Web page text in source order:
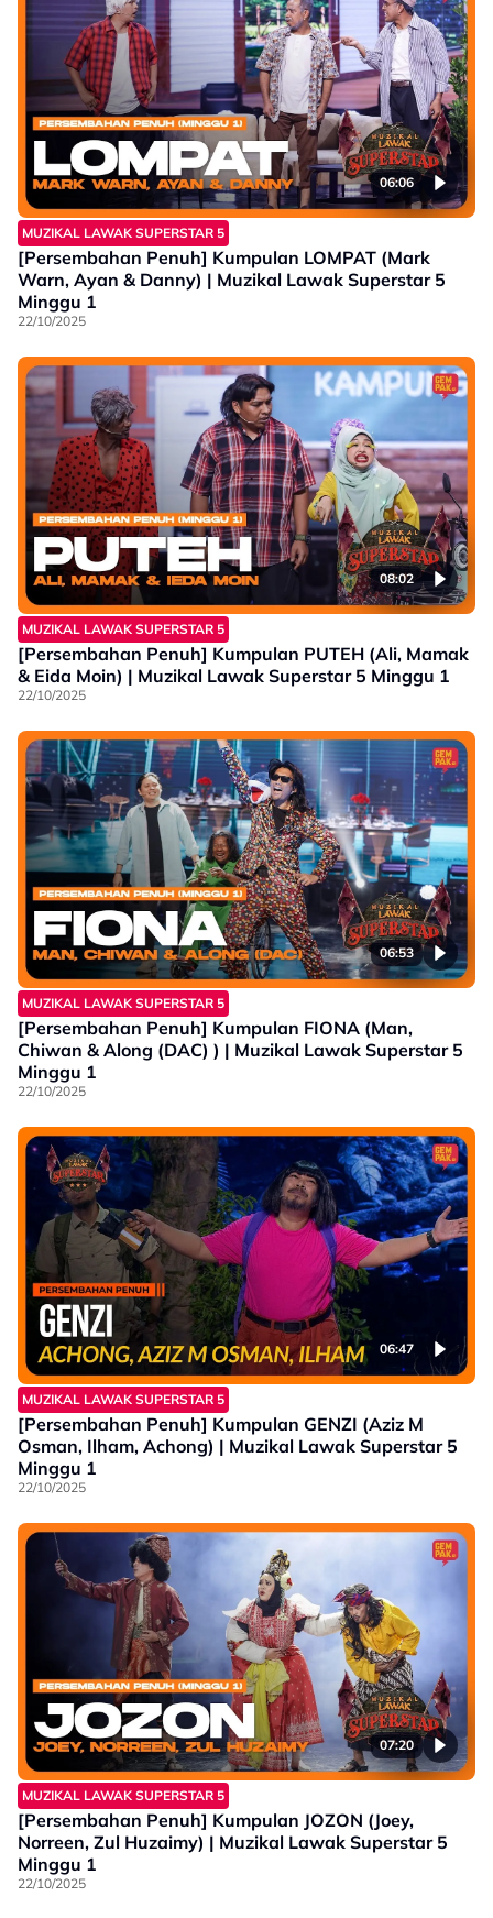
06:06
MUZIKAL LAWAK SUPERSTAR 5
[Persembahan Penuh] Kumpulan LOMPAT (Mark
Warn, Ayan & Danny) | Muzikal Lawak Superstar 5
Minggu 1
22/10/2025
08:02
MUZIKAL LAWAK SUPERSTAR 5
[Persembahan Penuh] Kumpulan PUTEH (Ali, Mamak
& Eida Moin) | Muzikal Lawak Superstar 5 Minggu 1
22/10/2025
06:53
MUZIKAL LAWAK SUPERSTAR 5
[Persembahan Penuh] Kumpulan FIONA (Man,
Chiwan & Along (DAC) ) | Muzikal Lawak Superstar 5
Minggu 1
22/10/2025
06:47
MUZIKAL LAWAK SUPERSTAR 5
[Persembahan Penuh] Kumpulan GENZI (Aziz M
Osman, Ilham, Achong) | Muzikal Lawak Superstar 5
Minggu 1
22/10/2025
07:20
MUZIKAL LAWAK SUPERSTAR 5
[Persembahan Penuh] Kumpulan JOZON (Joey,
Norreen, Zul Huzaimy) | Muzikal Lawak Superstar 5
Minggu 1
22/10/2025